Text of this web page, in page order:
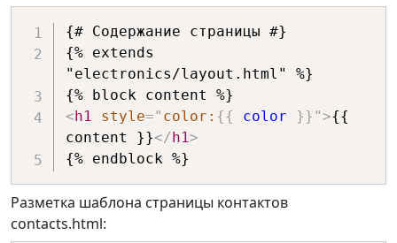
{# Содержание страницы #}
{% extends
"electronics/layout.html" %}
< h1 style=" color: {{ color }} ">{{
content }}</ h1>
Разметка шаблона страницы контактов
contacts.html: